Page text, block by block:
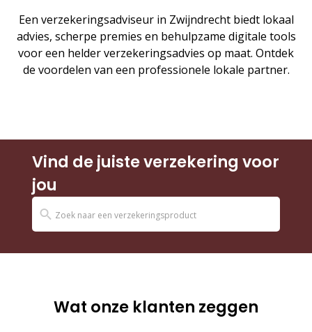
Een verzekeringsadviseur in Zwijndrecht biedt lokaal
advies, scherpe premies en behulpzame digitale tools
voor een helder verzekeringsadvies op maat. Ontdek
de voordelen van een professionele lokale partner.
Vind de juiste verzekering voor
jou
Wat onze klanten zeggen